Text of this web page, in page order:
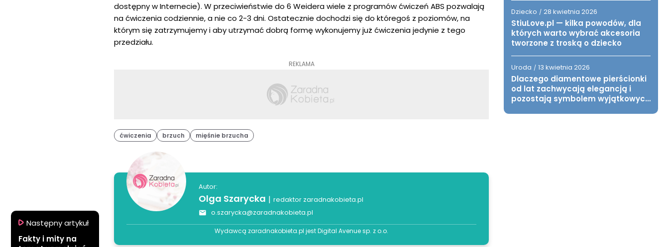
dostępny w Internecie). W przeciwieństwie do 6 Weidera wiele z programów ćwiczeń ABS pozwalają
na ćwiczenia codziennie, a nie co 2-3 dni. Ostatecznie dochodzi się do któregoś z poziomów, na
którym się zatrzymujemy i aby utrzymać dobrą formę wykonujemy już ćwiczenia jedynie z tego
przedziału.
REKLAMA
ćwiczenia brzuch mięśnie brzucha
Autor:
Olga Szarycka | redaktor zaradnakobieta.pl
o.szarycka@zaradnakobieta.pl
Wydawcą zaradnakobieta.pl jestDigital Avenue sp. z o.o.
Następny artykuł
Fakty i mity na
Dziecko / 28 kwietnia 2026
StiuLove.pl — kilka powodów, dla
których warto wybrać akcesoria
tworzone z troską o dziecko
Uroda / 13 kwietnia 2026
Dlaczego diamentowe pierścionki
od lat zachwycają elegancją i
pozostają symbolem wyjątkowych